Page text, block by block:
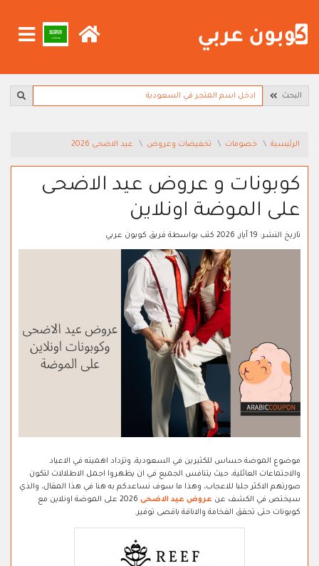
البحث
الرئيسية خصومات تخفيضات وعروض عيد الاضحى 2026
كوبونات و عروض عيد الاضحى
على الموضة اونلاين
تاريخ النشر: 19 أيار, 2026 كتب بواسطة فريق كوبون عربي
موضوع الموضة حساس للكثيرين في السعودية، وتزداد اهميته في الاعياد
والاجتماعات العائلية، حيث يتنافس الجميع في ان يظهروا اجمل الاطلالات لتكون
صورتهم الاكثر جلبا للاعجاب، وهذا ما سوف نساعدكم به هنا في هذا المقال، والذي
سيختص في الكشف عن عروض عيد الاضحى
2026 على الموضة اونلاين مع
كوبونات حتى تحقق الفخامة والاناقة باقصى توفير.